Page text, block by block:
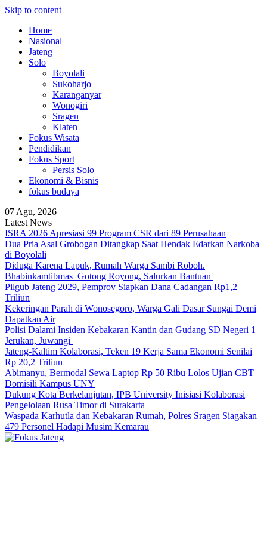
Skip to content
Home
Nasional
Jateng
Solo
Boyolali
Sukoharjo
Karanganyar
Wonogiri
Sragen
Klaten
Fokus Wisata
Pendidikan
Fokus Sport
Persis Solo
Ekonomi & Bisnis
fokus budaya
07 Agu, 2026
Latest News
ISRA 2026 Apresiasi 99 Program CSR dari 89 Perusahaan
Dua Pria Asal Grobogan Ditangkap Saat Hendak Edarkan Narkoba
di Boyolali
Diduga Karena Lapuk, Rumah Warga Sambi Roboh.
Bhabinkamtibmas Gotong Royong, Salurkan Bantuan
Pilgub Jateng 2029, Pemprov Siapkan Dana Cadangan Rp1,2
Triliun
Kekeringan Parah di Wonosegoro, Warga Gali Dasar Sungai Demi
Dapatkan Air
Polisi Dalami Insiden Kebakaran Kantin dan Gudang SD Negeri 1
Jerukan, Juwangi
Jateng-Kaltim Kolaborasi, Teken 19 Kerja Sama Ekonomi Senilai
Rp 20,2 Triliun
Abimanyu, Bermodal Sewa Laptop Rp 50 Ribu Lolos Ujian CBT
Domisili Kampus UNY
Dukung Kota Berkelanjutan, IPB University Inisiasi Kolaborasi
Pengelolaan Rusa Timor di Surakarta
Waspada Karhutla dan Kebakaran Rumah, Polres Sragen Siagakan
479 Personel Hadapi Musim Kemarau